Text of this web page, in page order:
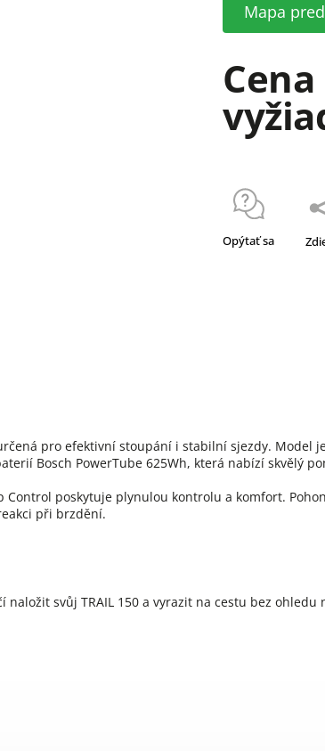
Mapa
Opýtať sa
pro efektivní stoupání i stabilní sjezdy. Model
Bosch PowerTube 625Wh, která nabízí skvělý
Control poskytuje plynulou kontrolu a komfort.
při brzdění.
svůj TRAIL 150 a vyrazit na cestu bez ohledu